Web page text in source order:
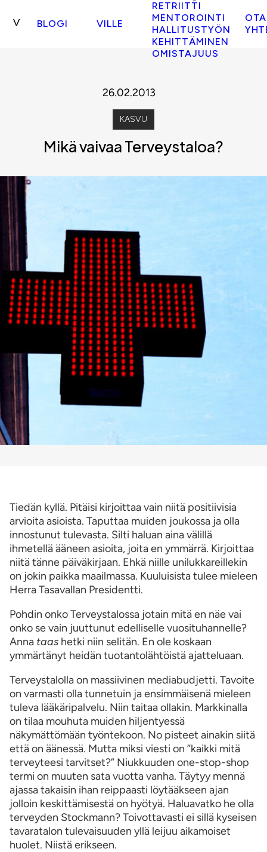
BLOGI VILLE
RETRIITTI
MENTOROINTI
HALLITUSTYÖN
KEHITTÄMINEN
OMISTAJUUS
OTA
26.02.2013
KASVU
Mikä vaivaa Terveystaloa?
Tiedän kyllä. Pitäisi kirjoittaa vain niitä positiivisia
arvioita asioista. Taputtaa muiden joukossa ja olla
innostunut tulevasta. Silti haluan aina välillä
ihmetellä ääneen asioita, joita en ymmärrä. Kirjoittaa
niitä tänne päiväkirjaan. Ehkä niille unilukkareillekin
on jokin paikka maailmassa. Kuuluisista tulee mieleen
Herra Tasavallan Presidentti.
Pohdin onko Terveystalossa jotain mitä en näe vai
onko se vain juuttunut edelliselle vuosituhannelle?
Anna taas hetki niin selitän. En ole koskaan
ymmärtänyt heidän tuotantolähtöistä ajatteluaan.
Terveystalolla on massiivinen mediabudjetti. Tavoite
on varmasti olla tunnetuin ja ensimmäisenä mieleen
tuleva lääkäripalvelu. Niin taitaa ollakin. Markkinalla
on tilaa mouhuta muiden hiljentyessä
näkymättömään työntekoon. No pisteet ainakin siitä
että on äänessä. Mutta miksi viesti on ”kaikki mitä
terveyteesi tarvitset?” Niukkuuden one-stop-shop
termi on muuten sata vuotta vanha. Täytyy mennä
ajassa takaisin ihan reippaasti löytääkseen ajan
jolloin keskittämisestä on hyötyä. Haluavatko he olla
terveyden Stockmann? Toivottavasti ei sillä kyseisen
tavaratalon tulevaisuuden yllä leijuu aikamoiset
huolet. Niistä erikseen.